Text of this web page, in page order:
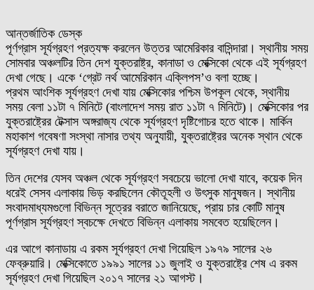
আন্তর্জাতিক ডেস্ক
পূর্ণগ্রাস সূর্যগ্রহণ প্রত্যক্ষ করলেন উত্তর আমেরিকার বাসিন্দারা। স্থানীয় সময়
সোমবার অঞ্চলটির তিন দেশ যুক্তরাষ্ট্র, কানাডা ও মেক্সিকো থেকে এই সূর্যগ্রহণ
দেখা গেছে। একে ‘গ্রেট নর্থ আমেরিকান এক্লিপস’ও বলা হচ্ছে।
প্রথম আংশিক সূর্যগ্রহণ দেখা যায় মেক্সিকোর পশ্চিম উপকূল থেকে, স্থানীয়
সময় বেলা ১১টা ৭ মিনিটে (বাংলাদেশ সময় রাত ১১টা ৭ মিনিটে)। মেক্সিকোর পর
যুক্তরাষ্ট্রের টেক্সাস অঙ্গরাজ্য থেকে সূর্যগ্রহণ দৃষ্টিগোচর হতে থাকে। মার্কিন
মহাকাশ গবেষণা সংস্থা নাসার তথ্য অনুযায়ী, যুক্তরাষ্ট্রের অনেক স্থান থেকে
সূর্যগ্রহণ দেখা যায়।
তিন দেশের যেসব অঞ্চল থেকে সূর্যগ্রহণ সবচেয়ে ভালো দেখা যাবে, কয়েক দিন
ধরেই সেসব এলাকায় ভিড় করছিলেন কৌতূহলী ও উৎসুক মানুষজন। স্থানীয়
সংবাদমাধ্যমগুলো বিভিন্ন সূত্রের বরাতে জানিয়েছে, প্রায় চার কোটি মানুষ
পূর্ণগ্রাস সূর্যগ্রহণ স্বচক্ষে দেখতে বিভিন্ন এলাকায় সমবেত হয়েছিলেন।
এর আগে কানাডায় এ রকম সূর্যগ্রহণ দেখা গিয়েছিল ১৯৭৯ সালের ২৬
ফেব্রুয়ারি। মেক্সিকোতে ১৯৯১ সালের ১১ জুলাই ও যুক্তরাষ্ট্রে শেষ এ রকম
সূর্যগ্রহণ দেখা গিয়েছিল ২০১৭ সালের ২১ আগস্ট।